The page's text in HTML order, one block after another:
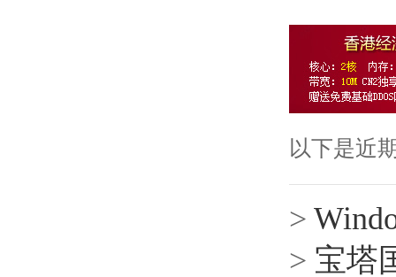
以下是近
>
> 宝塔